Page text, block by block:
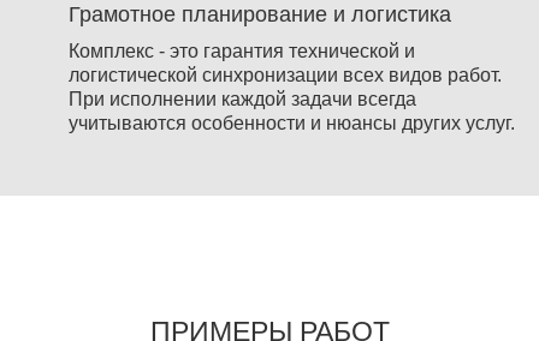
Грамотное планирование и логистика
Комплекс - это гарантия технической и
логистической синхронизации всех видов работ.
При исполнении каждой задачи всегда
учитываются особенности и нюансы других услуг.
ПРИМЕРЫ РАБОТ